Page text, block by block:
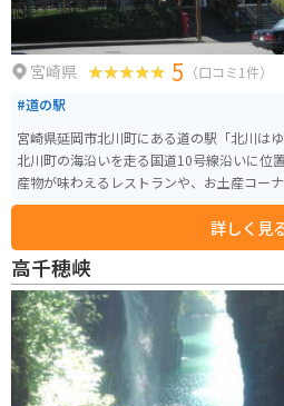
宮崎県 5 （口コミ1件）
#道の駅
宮崎県延岡市北川町にある道の駅「北川は
北川町の海沿いを走る国道10号線沿いに位置しています。
産物が味わえるレストランや、お土産コー
の「北川はゆま」を使った「はゆま丼」は
駅の裏手には、太平洋を一望できる展望台
適です。 バイクで訪れる場合、道の駅には広い駐車場が完備されているので
安心です。また、リアス式海岸沿いのワイ
く、ツーリングにもおすすめです。北川町
れた「行縢の滝」や、柱状節理の断崖が続
トもあります。
詳しく見
高千穂峡